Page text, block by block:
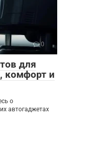
0
для
комфорт и
о
автогаджетах